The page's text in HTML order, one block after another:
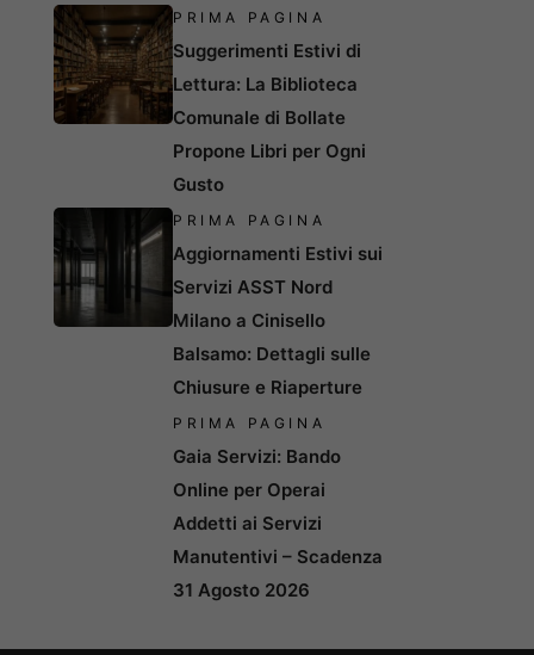
PRIMA PAGINA
Suggerimenti Estivi di
Lettura: La Biblioteca
Comunale di Bollate
Propone Libri per Ogni
Gusto
PRIMA PAGINA
Aggiornamenti Estivi sui
Servizi ASST Nord
Milano a Cinisello
Balsamo: Dettagli sulle
Chiusure e Riaperture
PRIMA PAGINA
Gaia Servizi: Bando
Online per Operai
Addetti ai Servizi
Manutentivi – Scadenza
31 Agosto 2026